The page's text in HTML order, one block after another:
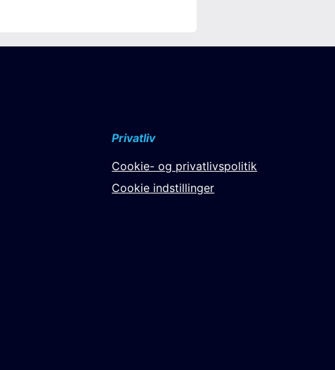
Privatliv
Cookie- og privatlivspolitik
Cookie indstillinger